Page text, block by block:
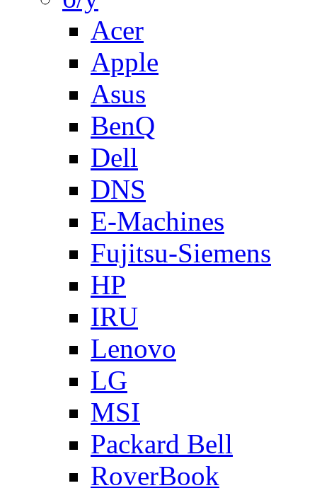
Acer
Apple
Asus
BenQ
Dell
DNS
E-Machines
Fujitsu-Siemens
HP
IRU
Lenovo
LG
MSI
Packard Bell
RoverBook